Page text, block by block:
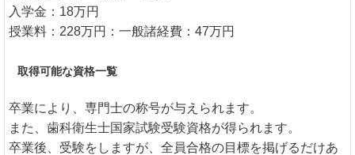
入学金：18万円
授業料：228万円：一般諸経費：47万円
取得可能な資格一覧
卒業により、専門士の称号が与えられます。
また、歯科衛生士国家試験受験資格が得られます。
卒業後、受験をしますが、全員合格の目標を掲げるだけあ